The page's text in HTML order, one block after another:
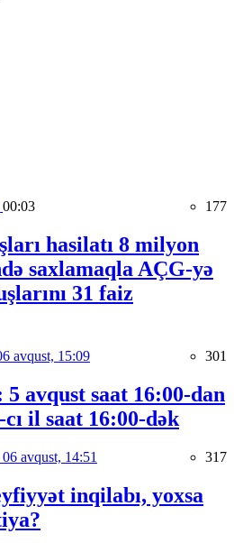
00:03 177
hasilatı 8 milyon
saxlamaqla AÇG-yə
31 faiz
avqust, 15:09 301
avqust saat 16:00-dan
il saat 16:00-dək
06 avqust, 14:51 317
inqilabı, yoxsa